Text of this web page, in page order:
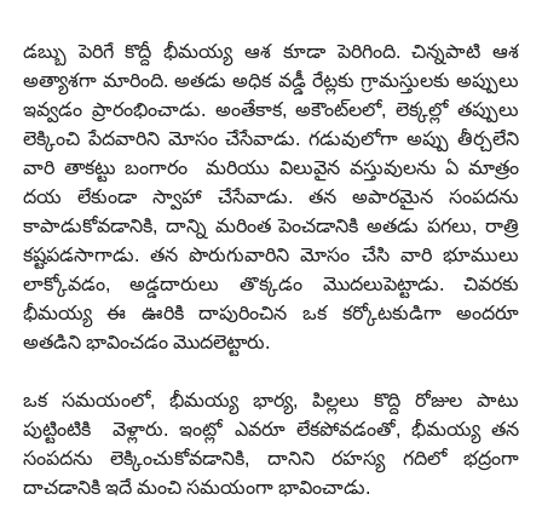
డబ్బు పెరిగే కొద్దీ భీమయ్య ఆశ కూడా పెరిగింది. చిన్నపాటి ఆశ
అత్యాశగా మారింది. అతడు అధిక వడ్డీ రేట్లకు గ్రామస్తులకు అప్పులు
ఇవ్వడం ప్రారంభించాడు. అంతేకాక, అకౌంట్‌లలో, లెక్కల్లో తప్పులు
లెక్కించి పేదవారిని మోసం చేసేవాడు. గడువులోగా అప్పు తీర్చలేని
వారి తాకట్టు బంగారం మరియు విలువైన వస్తువులను ఏ మాత్రం
దయ లేకుండా స్వాహా చేసేవాడు. తన అపారమైన సంపదను
కాపాడుకోవడానికి, దాన్ని మరింత పెంచడానికి అతడు పగలు, రాత్రి
కష్టపడసాగాడు. తన పొరుగువారిని మోసం చేసి వారి భూములు
లాక్కోవడం, అడ్డదారులు తొక్కడం మొదలుపెట్టాడు. చివరకు
భీమయ్య ఈ ఊరికి దాపురించిన ఒక కర్కోటకుడిగా అందరూ
అతడిని భావించడం మొదలెట్టారు.
ఒక సమయంలో, భీమయ్య భార్య, పిల్లలు కొద్ది రోజుల పాటు
పుట్టింటికి వెళ్లారు. ఇంట్లో ఎవరూ లేకపోవడంతో, భీమయ్య తన
సంపదను లెక్కించుకోవడానికి, దానిని రహస్య గదిలో భద్రంగా
దాచడానికి ఇదే మంచి సమయంగా భావించాడు.